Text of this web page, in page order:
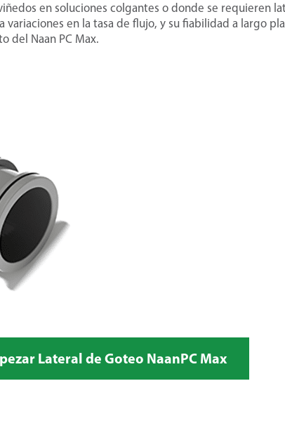
en soluciones colgantes o donde se requieren
en la tasa de flujo, y su fiabilidad a largo
del Naan PC Max.
Lateral de Goteo NaanPC Max